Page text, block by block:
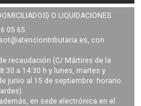
O LIQUIDACIONES
05 65.
, con
recaudación (C/ Mártires de la
a 14:30 h y lunes, martes y
junio al 15 de septiembre: horario
en sede electrónica en el